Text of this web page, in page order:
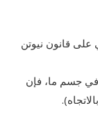
قانون نيوتن
في جسم ما، فإن